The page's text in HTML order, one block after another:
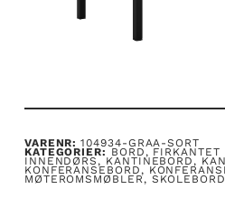
VARENR:104934-GRAA-SORT
KATEGORIER: BORD, FIRKANTET
INNENDØRS, KANTINEBORD,
KONFERANSEBORD,
MØTEROMSMØBLER, SKOLEBORD